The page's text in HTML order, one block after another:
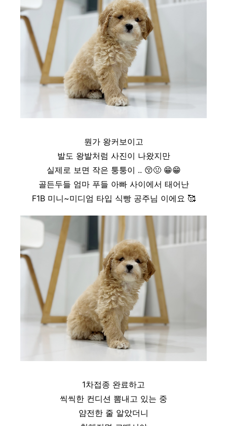
뭔가 왕커보이고
발도 왕발처럼 사진이 나왔지만
실제로 보면 작은 퉁퉁이 .. 😚🤢 😁😁
골든두들 엄마 푸들 아빠 사이에서 태어난
F1B 미니~미디엄 타입 식빵 공주님 이에요 🥰
1차접종 완료하고
씩씩한 컨디션 뽐내고 있는 중
얌전한 줄 알았더니